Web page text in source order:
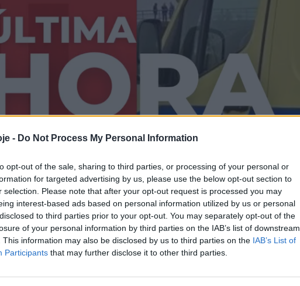
- Do Not Process My Personal Information
opt-out of the sale, sharing to third parties, or processing of your personal or
for targeted advertising by us, please use the below opt-out section to
selection. Please note that after your opt-out request is processed you may
interest-based ads based on personal information utilized by us or personal
to third parties prior to your opt-out. You may separately opt-out of the
of your personal information by third parties on the IAB’s list of downstream
This information may also be disclosed by us to third parties on the IAB’s List of
Participants that may further disclose it to other third parties.